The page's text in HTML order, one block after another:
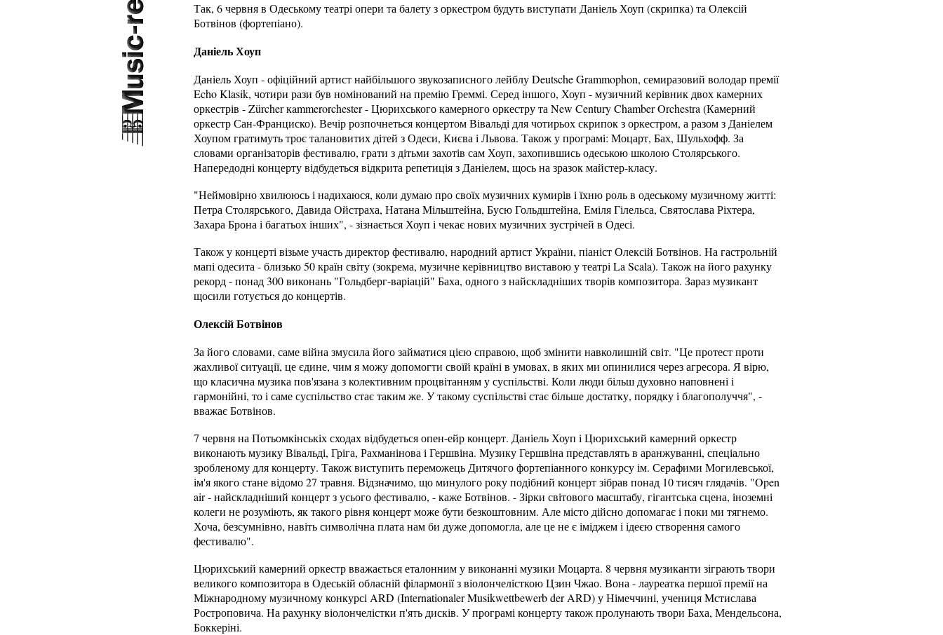
Так, 6 червня в Одеському театрі опери та балету з оркестром будуть виступати Даніель Хоуп (скрипка) та Олексій
Ботвінов (фортепіано).
Даніель Хоуп
Даніель Хоуп - офіційний артист найбільшого звукозаписного лейблу Deutsche Grammophon, семиразовий володар премії
Echo Klasik, чотири рази був номінований на премію Греммі. Серед іншого, Хоуп - музичний керівник двох камерних
оркестрів - Zürcher кammerorchester - Цюрихського камерного оркестру та New Century Chamber Orchestra (Камерний
оркестр Сан-Франциско). Вечір розпочнеться концертом Вівальді для чотирьох скрипок з оркестром, а разом з Даніелем
Хоупом гратимуть троє талановитих дітей з Одеси, Києва і Львова. Також у програмі: Моцарт, Бах, Шульхофф. За
словами організаторів фестивалю, грати з дітьми захотів сам Хоуп, захопившись одеською школою Столярського.
Напередодні концерту відбудеться відкрита репетиція з Даніелем, щось на зразок майстер-класу.
"Неймовірно хвилююсь і надихаюся, коли думаю про своїх музичних кумирів і їхню роль в одеському музичному житті:
Петра Столярського, Давида Ойстраха, Натана Мільштейна, Бусю Гольдштейна, Еміля Гілельса, Святослава Ріхтера,
Захара Брона і багатьох інших", - зізнається Хоуп і чекає нових музичних зустрічей в Одесі.
Також у концерті візьме участь директор фестивалю, народний артист України, піаніст Олексій Ботвінов. На гастрольній
мапі одесита - близько 50 країн світу (зокрема, музичне керівництво виставою у театрі La Scala). Також на його рахунку
рекорд - понад 300 виконань "Гольдберг-варіацій" Баха, одного з найскладніших творів композитора. Зараз музикант
щосили готується до концертів.
Олексій Ботвінов
За його словами, саме війна змусила його займатися цією справою, щоб змінити навколишній світ. "Це протест проти
жахливої ситуації, це єдине, чим я можу допомогти своїй країні в умовах, в яких ми опинилися через агресора. Я вірю,
що класична музика пов'язана з колективним процвітанням у суспільстві. Коли люди більш духовно наповнені і
гармонійні, то і саме суспільство стає таким же. У такому суспільстві стає більше достатку, порядку і благополуччя", -
вважає Ботвінов.
7 червня на Потьомкінськіх сходах відбудеться опен-ейр концерт. Даніель Хоуп і Цюрихський камерний оркестр
виконають музику Вівальді, Гріга, Рахманінова і Гершвіна. Музику Гершвіна представлять в аранжуванні, спеціально
зробленому для концерту. Також виступить переможець Дитячого фортепіанного конкурсу ім. Серафими Могилевської,
ім'я якого стане відомо 27 травня. Відзначимо, що минулого року подібний концерт зібрав понад 10 тисяч глядачів. "Open
air - найскладніший концерт з усього фестивалю, - каже Ботвінов. - Зірки світового масштабу, гігантська сцена, іноземні
колеги не розуміють, як такого рівня концерт може бути безкоштовним. Але місто дійсно допомагає і поки ми тягнемо.
Хоча, безсумнівно, навіть символічна плата нам би дуже допомогла, але це не є іміджем і ідеєю створення самого
фестивалю".
Цюрихський камерний оркестр вважається еталонним у виконанні музики Моцарта. 8 червня музиканти зіграють твори
великого композитора в Одеській обласній філармонії з віолончелісткою Цзин Чжао. Вона - лауреатка першої премії на
Міжнародному музичному конкурсі ARD (Internationaler Musikwettbewerb der ARD) у Німеччині, учениця Мстислава
Ростроповича. На рахунку віолончелістки п'ять дисків. У програмі концерту також пролунають твори Баха, Мендельсона,
Боккеріні.